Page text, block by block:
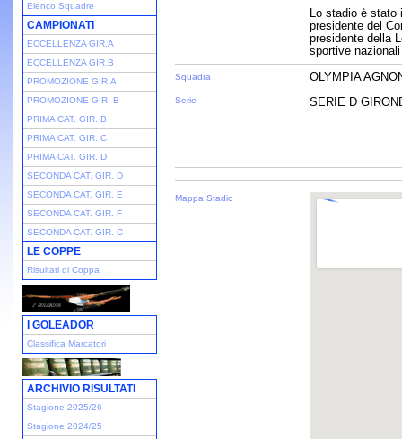
Elenco Squadre
CAMPIONATI
ECCELLENZA GIR.A
ECCELLENZA GIR.B
PROMOZIONE GIR.A
PROMOZIONE GIR. B
PRIMA CAT. GIR. B
PRIMA CAT. GIR. C
PRIMA CAT. GIR. D
SECONDA CAT. GIR. D
SECONDA CAT. GIR. E
SECONDA CAT. GIR. F
SECONDA CAT. GIR. C
LE COPPE
Risultati di Coppa
I GOLEADOR
Classifica Marcatori
ARCHIVIO RISULTATI
Stagione 2025/26
Stagione 2024/25
Lo stadio è stato
presidente del
presidente della
sportive
Squadra
Serie
OLYMPIA
SERIE D
Mappa Stadio